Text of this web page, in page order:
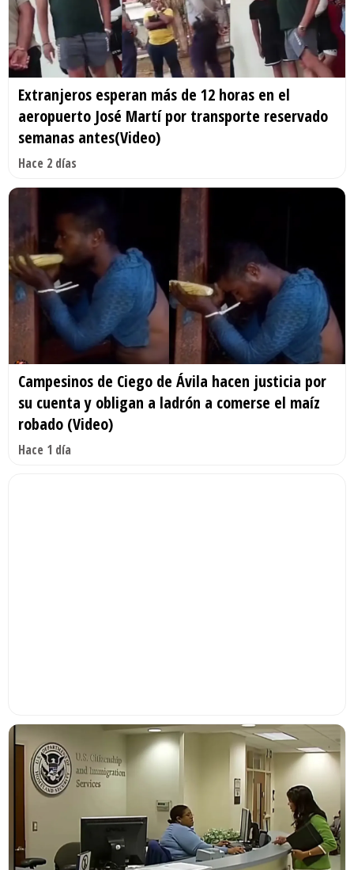
Extranjeros esperan más de 12 horas en el
aeropuerto José Martí por transporte reservado
semanas antes(Video)
Hace 2 días
Campesinos de Ciego de Ávila hacen justicia por
su cuenta y obligan a ladrón a comerse el maíz
robado (Video)
Hace 1 día